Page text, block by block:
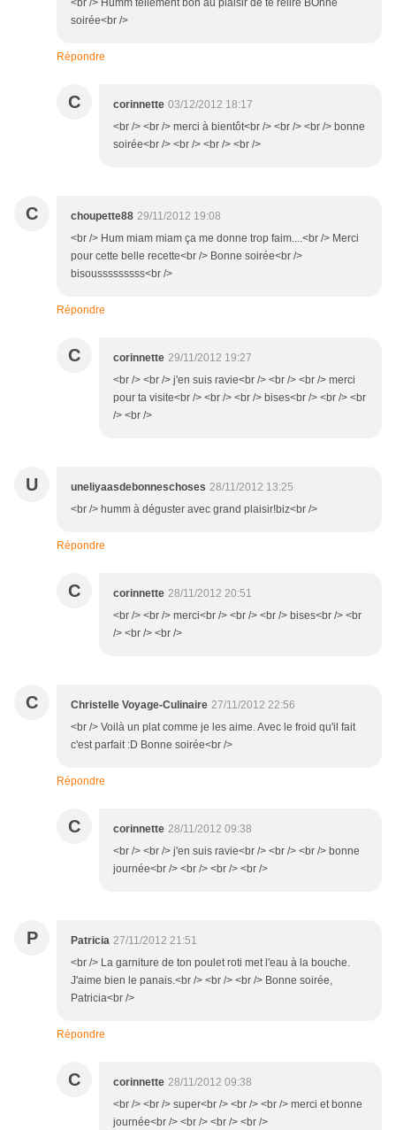
<br /> Humm tellement bon au plaisir de te relire BOnne
soirée<br />
Répondre
C corinnette 03/12/2012 18:17
<br /> <br /> merci à bientôt<br /> <br /> <br /> bonne
soirée<br /> <br /> <br /> <br />
C choupette88 29/11/2012 19:08
<br /> Hum miam miam ça me donne trop faim....<br /> Merci
pour cette belle recette<br /> Bonne soirée<br />
bisousssssssss<br />
Répondre
C corinnette 29/11/2012 19:27
<br /> <br /> j'en suis ravie<br /> <br /> <br /> merci
pour ta visite<br /> <br /> <br /> bises<br /> <br /> <br
/> <br />
U uneliyaasdebonneschoses 28/11/2012 13:25
<br /> humm à déguster avec grand plaisir!biz<br />
Répondre
C corinnette 28/11/2012 20:51
<br /> <br /> merci<br /> <br /> <br /> bises<br /> <br
/> <br /> <br />
C Christelle Voyage-Culinaire 27/11/2012 22:56
<br /> Voilà un plat comme je les aime. Avec le froid qu'il fait
c'est parfait :D Bonne soirée<br />
Répondre
C corinnette 28/11/2012 09:38
<br /> <br /> j'en suis ravie<br /> <br /> <br /> bonne
journée<br /> <br /> <br /> <br />
P Patricia 27/11/2012 21:51
<br /> La garniture de ton poulet roti met l'eau à la bouche.
J'aime bien le panais.<br /> <br /> <br /> Bonne soirée,
Patricia<br />
Répondre
C corinnette 28/11/2012 09:38
<br /> <br /> super<br /> <br /> <br /> merci et bonne
journée<br /> <br /> <br /> <br />